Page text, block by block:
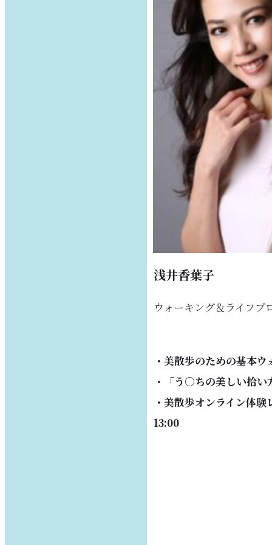
浅井香葉子
ウォーキング＆ライフプ
・美散歩のための基本
・「う○ちの美しい拾い
・美散歩オンライン体
13:00